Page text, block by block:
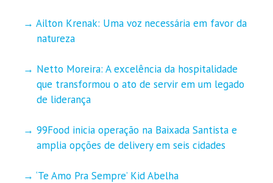
Ailton Krenak: Uma voz necessária em favor da
natureza
Netto Moreira: A excelência da hospitalidade
que transformou o ato de servir em um legado
de liderança
99Food inicia operação na Baixada Santista e
amplia opções de delivery em seis cidades
‘Te Amo Pra Sempre’ Kid Abelha